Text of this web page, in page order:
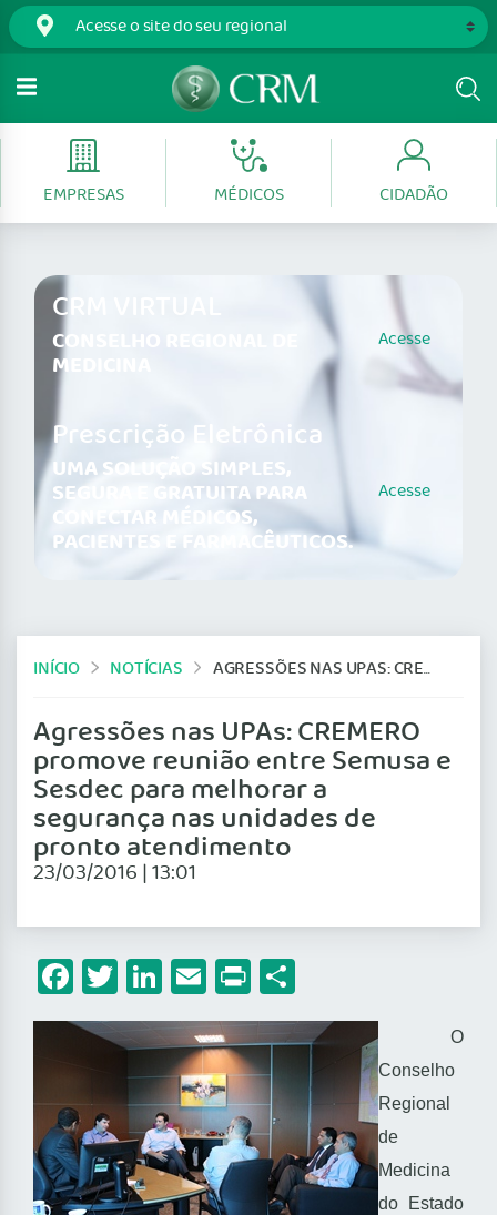
EMPRESAS MÉDICOS CIDADÃO
CRM VIRTUAL
CONSELHO REGIONAL DE
MEDICINA
Acesse
Prescrição Eletrônica
UMA SOLUÇÃO SIMPLES,
SEGURA E GRATUITA PARA
CONECTAR MÉDICOS,
PACIENTES E FARMACÊUTICOS.
Acesse
INÍCIO NOTÍCIAS AGRESSÕES NAS UPAS: CREMERO PROMOVE REUNIÃO ENTRE SEMUSA E SESDEC PARA MELHORAR A SEGURANÇA NAS UNIDADES DE PRONTO ATENDIMENTO
Agressões nas UPAs: CREMERO
promove reunião entre Semusa e
Sesdec para melhorar a
segurança nas unidades de
pronto atendimento
23/03/2016 | 13:01
Facebook
Twitter
LinkedIn
Email
Print
O
Conselho
Regional
de
Medicina
do Estado